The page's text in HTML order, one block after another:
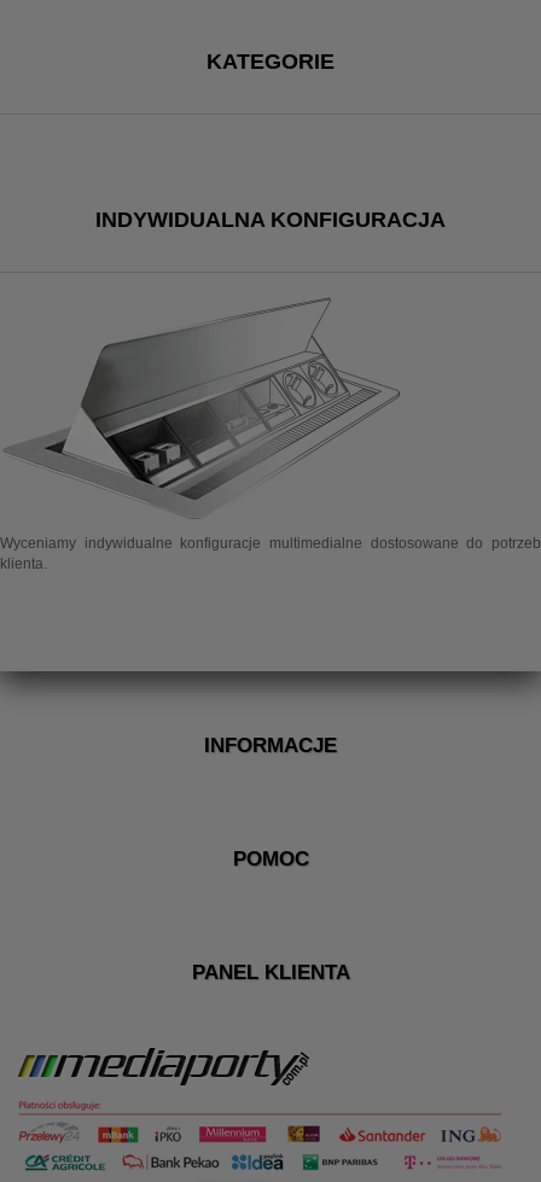
KATEGORIE
INDYWIDUALNA KONFIGURACJA
Wyceniamy indywidualne konfiguracje multimedialne dostosowane do potrzeb
klienta.
INFORMACJE
POMOC
PANEL KLIENTA